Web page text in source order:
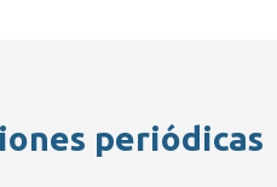
periódicas